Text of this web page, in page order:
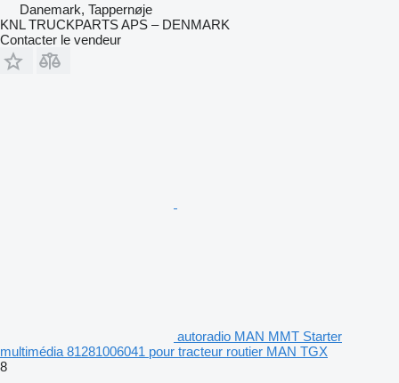
Danemark, Tappernøje
KNL TRUCKPARTS APS – DENMARK
Contacter le vendeur
autoradio MAN MMT Starter
multimédia 81281006041 pour tracteur routier MAN TGX
8